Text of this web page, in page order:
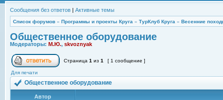
Сообщения без ответов | Активные темы
Список форумов » Программы и проекты Круга » ТурКлуб Круга » Весенние
Общественное оборудование
Модераторы: М.Ю., skvoznyak
Страница 1 из 1 [ 1 сообщение ]
Для печати
Общественное оборудование
Автор